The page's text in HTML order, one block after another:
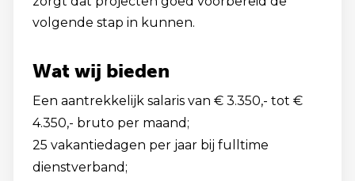
volgende stap in kunnen.
Wat wij bieden
Een aantrekkelijk salaris van € 3.350,- tot €
4.350,- bruto per maand;
25 vakantiedagen per jaar bij fulltime
dienstverband;